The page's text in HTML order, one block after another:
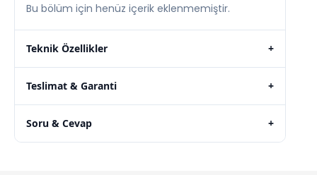
Bu bölüm için henüz içerik eklenmemiştir.
Teknik Özellikler +
Teslimat & Garanti +
Soru & Cevap +